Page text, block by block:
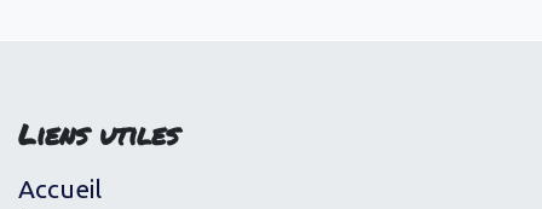
Liens utiles
Accueil